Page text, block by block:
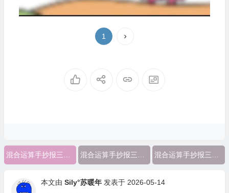
1
本文由 Sily°苏暖年发表于 2026-05-14